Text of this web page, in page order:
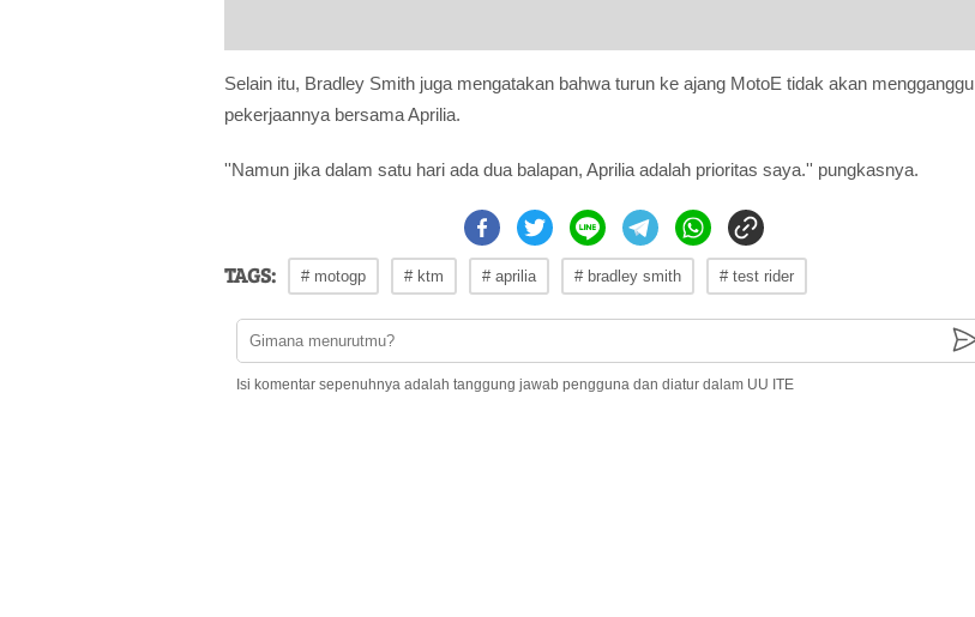
Selain itu, Bradley Smith juga mengatakan bahwa turun ke ajang MotoE tidak akan mengganggu
pekerjaannya bersama Aprilia.
''Namun jika dalam satu hari ada dua balapan, Aprilia adalah prioritas saya.'' pungkasnya.
TAGS: # motogp # ktm # aprilia # bradley smith # test rider
Isi komentar sepenuhnya adalah tanggung jawab pengguna dan diatur dalam UU ITE